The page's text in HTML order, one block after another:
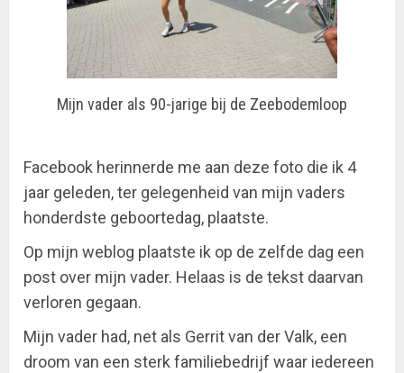
Mijn vader als 90-jarige bij de Zeebodemloop
Facebook herinnerde me aan deze foto die ik 4
jaar geleden, ter gelegenheid van mijn vaders
honderdste geboortedag, plaatste.
Op mijn weblog plaatste ik op de zelfde dag een
post over mijn vader. Helaas is de tekst daarvan
verloren gegaan.
Mijn vader had, net als Gerrit van der Valk, een
droom van een sterk familiebedrijf waar iedereen